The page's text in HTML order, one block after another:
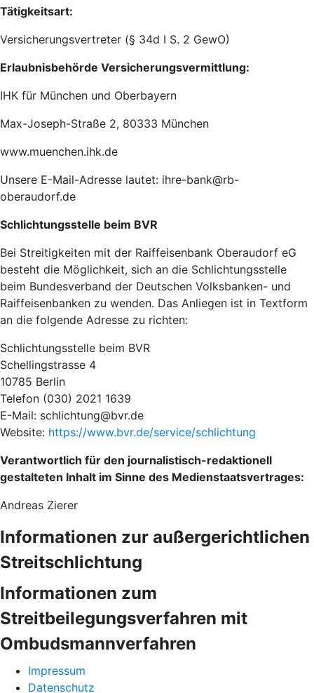
Tätigkeitsart:
Versicherungsvertreter (§ 34d I S. 2 GewO)
Erlaubnisbehörde Versicherungsvermittlung:
IHK für München und Oberbayern
Max-Joseph-Straße 2, 80333 München
www.muenchen.ihk.de
Unsere E-Mail-Adresse lautet: ihre-bank@rb-
oberaudorf.de
Schlichtungsstelle beim BVR
Bei Streitigkeiten mit der Raiffeisenbank Oberaudorf eG
besteht die Möglichkeit, sich an die Schlichtungsstelle
beim Bundesverband der Deutschen Volksbanken- und
Raiffeisenbanken zu wenden. Das Anliegen ist in Textform
an die folgende Adresse zu richten:
Schlichtungsstelle beim BVR
Schellingstrasse 4
10785 Berlin
Telefon (030) 2021 1639
E-Mail: schlichtung@bvr.de
Website: https://www.bvr.de/service/schlichtung
Verantwortlich für den journalistisch-redaktionell
gestalteten Inhalt im Sinne des Medienstaatsvertrages:
Andreas Zierer
Informationen zur außergerichtlichen
Streitschlichtung
Informationen zum
Streitbeilegungsverfahren mit
Ombudsmannverfahren
Impressum
Datenschutz